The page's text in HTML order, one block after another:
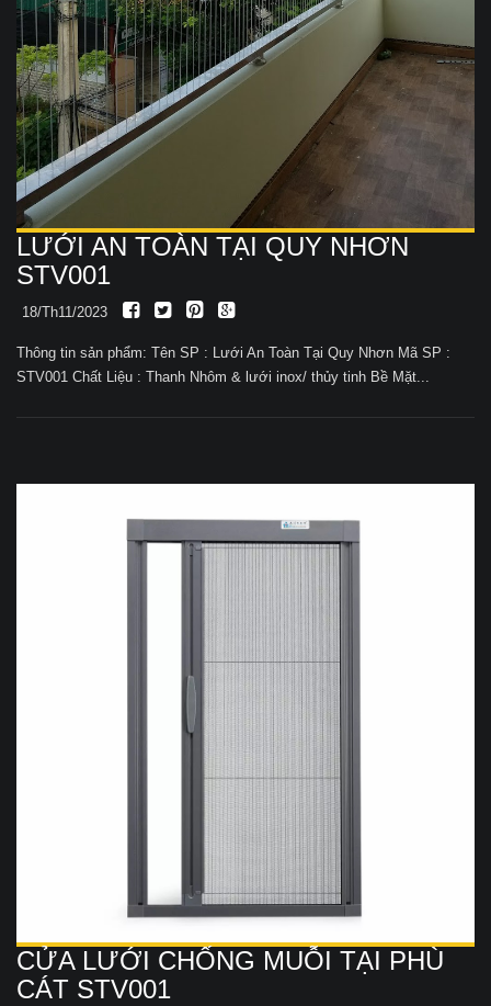
LƯỚI AN TOÀN TẠI QUY NHƠN
STV001
18/Th11/2023
Thông tin sản phẩm: Tên SP : Lưới An Toàn Tại Quy Nhơn Mã SP :
STV001 Chất Liệu : Thanh Nhôm & lưới inox/ thủy tinh Bề Mặt...
CỬA LƯỚI CHỐNG MUỖI TẠI PHÙ
CÁT STV001